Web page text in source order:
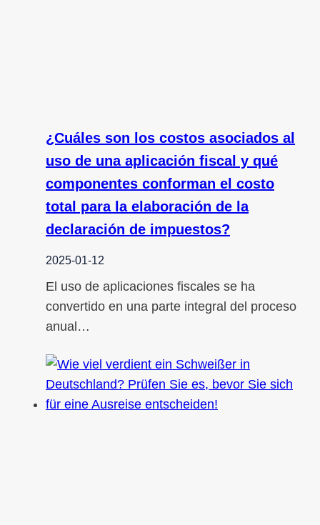
¿Cuáles son los costos asociados al
uso de una aplicación fiscal y qué
componentes conforman el costo
total para la elaboración de la
declaración de impuestos?
2025-01-12
El uso de aplicaciones fiscales se ha
convertido en una parte integral del proceso
anual…